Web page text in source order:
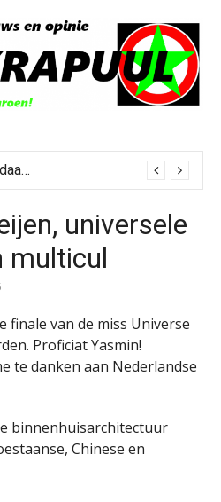
Progressieve kandidaat El-Sayed senaatskandidaat Michigan
universele
multicul
finale van de miss Universe
Proficiat Yasmin!
te danken aan Nederlandse
binnenhuisarchitectuur
Chinese en